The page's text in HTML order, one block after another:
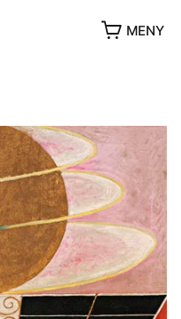
MENY
YUKIKO OCH PATRIK MÖTER